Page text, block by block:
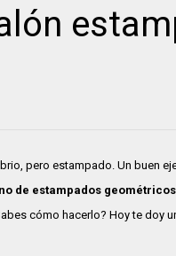
pero estampado. Un buen
de estampados
cómo hacerlo? Hoy te doy